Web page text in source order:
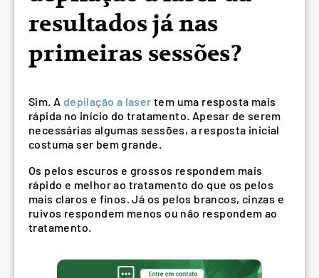
resultados já nas
primeiras sessões?
Sim. A depilação a laser tem uma resposta mais
rápida no início do tratamento. Apesar de serem
necessárias algumas sessões, a resposta inicial
costuma ser bem grande.
Os pelos escuros e grossos respondem mais
rápido e melhor ao tratamento do que os pelos
mais claros e finos. Já os pelos brancos, cinzas e
ruivos respondem menos ou não respondem ao
tratamento.